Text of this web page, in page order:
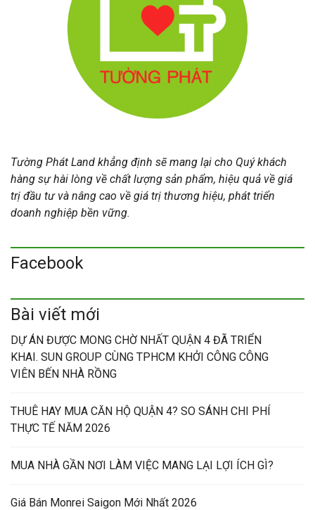
Tường Phát Land khẳng định sẽ mang lại cho Quý khách
hàng sự hài lòng về chất lượng sản phẩm, hiệu quả về giá
trị đầu tư và nâng cao về giá trị thương hiệu, phát triển
doanh nghiệp bền vững.
Facebook
Bài viết mới
DỰ ÁN ĐƯỢC MONG CHỜ NHẤT QUẬN 4 ĐÃ TRIỂN
KHAI. SUN GROUP CÙNG TPHCM KHỞI CÔNG CÔNG
VIÊN BẾN NHÀ RỒNG
THUÊ HAY MUA CĂN HỘ QUẬN 4? SO SÁNH CHI PHÍ
THỰC TẾ NĂM 2026
MUA NHÀ GẦN NƠI LÀM VIỆC MANG LẠI LỢI ÍCH GÌ?
Giá Bán Monrei Saigon Mới Nhất 2026